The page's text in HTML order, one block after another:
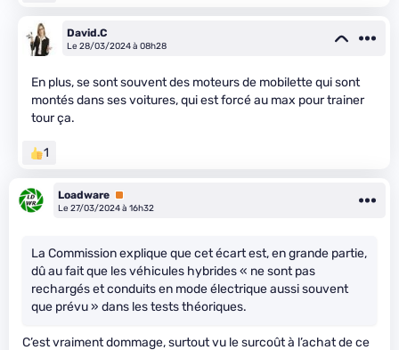
David.C
Le 28/03/2024 à 08h28
En plus, se sont souvent des moteurs de mobilette qui sont
montés dans ses voitures, qui est forcé au max pour trainer
tour ça.
1
Loadware Premium
Le 27/03/2024 à 16h32
La Commission explique que cet écart est, en grande partie,
dû au fait que les véhicules hybrides « ne sont pas
rechargés et conduits en mode électrique aussi souvent
que prévu » dans les tests théoriques.
C’est vraiment dommage, surtout vu le surcoût à l’achat de ce